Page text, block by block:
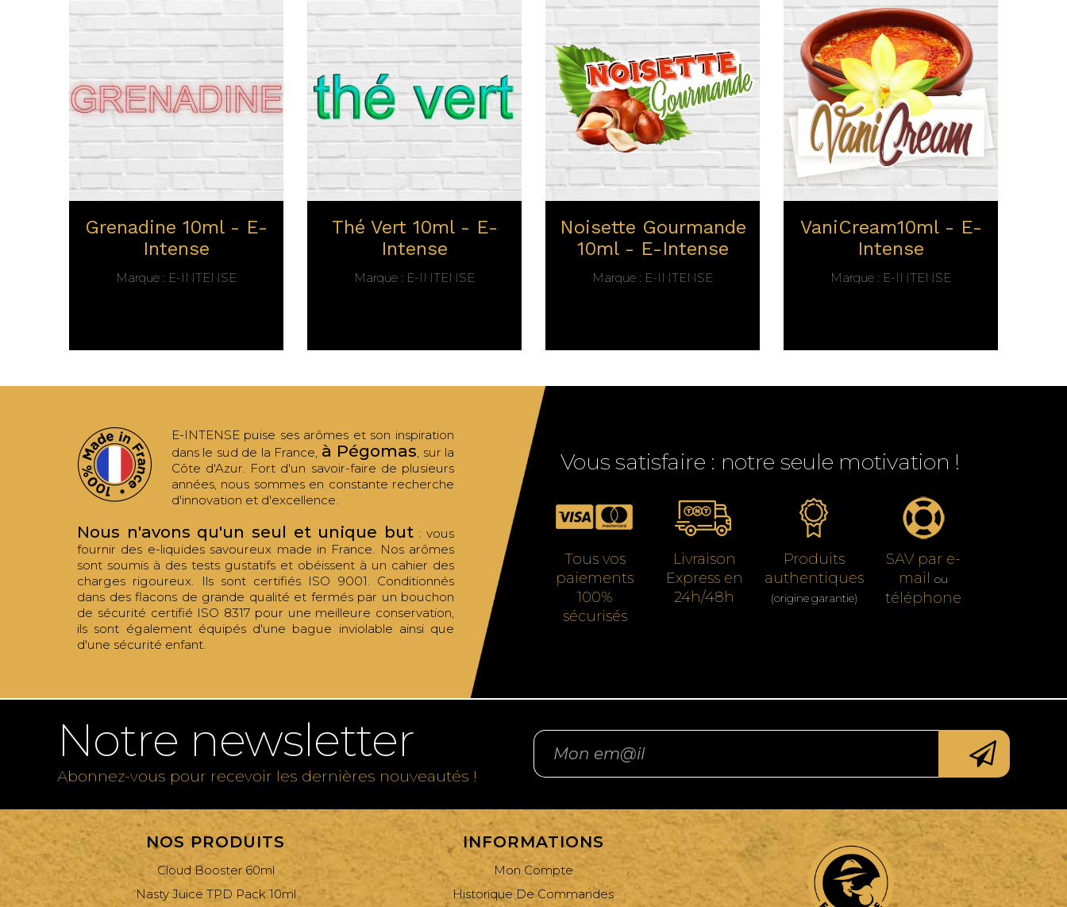
Grenadine 10ml - E-
Intense
Marque : E-INTENSE
Thé Vert 10ml - E-
Intense
Marque : E-INTENSE
Noisette Gourmande
10ml - E-Intense
Marque : E-INTENSE
VaniCream10ml - E-
Intense
Marque : E-INTENSE
E-INTENSE puise ses arômes et son inspiration
dans le sud de la France, à Pégomas, sur la
Côte d'Azur. Fort d'un savoir-faire de plusieurs
années, nous sommes en constante recherche
d'innovation et d'excellence.
Nous n'avons qu'un seul et unique but: vous
fournir des e-liquides savoureux made in France. Nos arômes
sont soumis à des tests gustatifs et obéissent à un cahier des
charges rigoureux. Ils sont certifiés ISO 9001. Conditionnés
dans des flacons de grande qualité et fermés par un bouchon
de sécurité certifié ISO 8317 pour une meilleure conservation,
ils sont également équipés d'une bague inviolable ainsi que
d'une sécurité enfant.
Vous satisfaire : notre seule motivation !
Tous vos
paiements
100%
sécurisés
Livraison
Express en
24h/48h
Produits
authentiques
(origine garantie)
SAV par e-
mailou
téléphone
Notre newsletter
Abonnez-vous pour recevoir les dernières nouveautés !
NOS PRODUITS
Cloud Booster 60ml
Nasty Juice TPD Pack 10ml
INFORMATIONS
Mon Compte
Historique De Commandes